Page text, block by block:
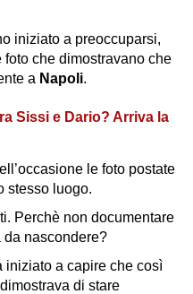
iniziato a preoccuparsi,
che dimostravano che
a Napoli.
Sissi e Dario? Arriva la
le foto postate
stesso luogo.
Perchè non documentare
da nascondere?
iniziato a capire che così
di stare